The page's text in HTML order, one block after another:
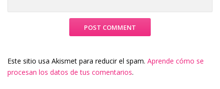
Este sitio usa Akismet para reducir el spam. Aprende cómo se
procesan los datos de tus comentarios.